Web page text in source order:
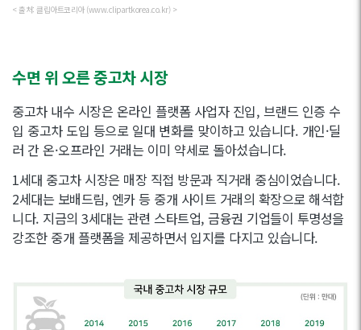
< 출처: 클립아트코리아 (www.clipartkorea.co.kr) >
수면 위 오른 중고차 시장
중고차 내수 시장은 온라인 플랫폼 사업자 진입, 브랜드 인증 수
입 중고차 도입 등으로 일대 변화를 맞이하고 있습니다. 개인·딜
러 간 온·오프라인 거래는 이미 약세로 돌아섰습니다.
1세대 중고차 시장은 매장 직접 방문과 직거래 중심이었습니다.
2세대는 보배드림, 엔카 등 중개 사이트 거래의 확장으로 해석합
니다. 지금의 3세대는 관련 스타트업, 금융권 기업들이 투명성을
강조한 중개 플랫폼을 제공하면서 입지를 다지고 있습니다.